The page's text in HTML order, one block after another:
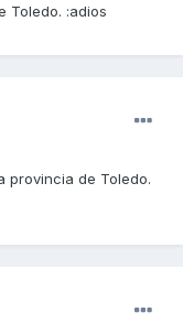
Toledo. :adios
provincia de Toledo.